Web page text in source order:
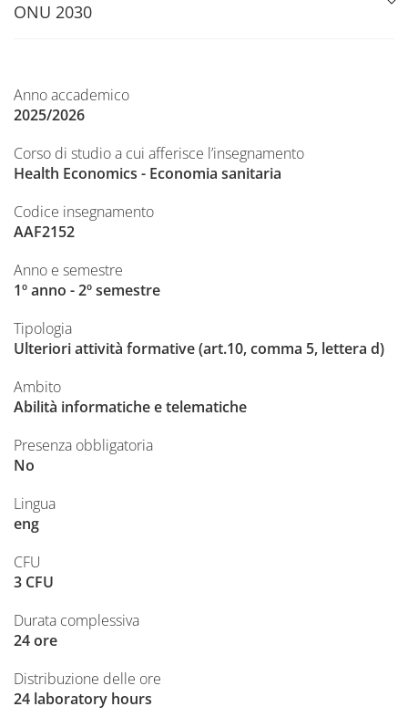
ONU 2030
Anno accademico
2025/2026
Corso di studio a cui afferisce l’insegnamento
Health Economics - Economia sanitaria
Codice insegnamento
AAF2152
Anno e semestre
1º anno - 2º semestre
Tipologia
Ulteriori attività formative (art.10, comma 5, lettera d)
Ambito
Abilità informatiche e telematiche
Presenza obbligatoria
No
Lingua
eng
CFU
3 CFU
Durata complessiva
24 ore
Distribuzione delle ore
24 laboratory hours